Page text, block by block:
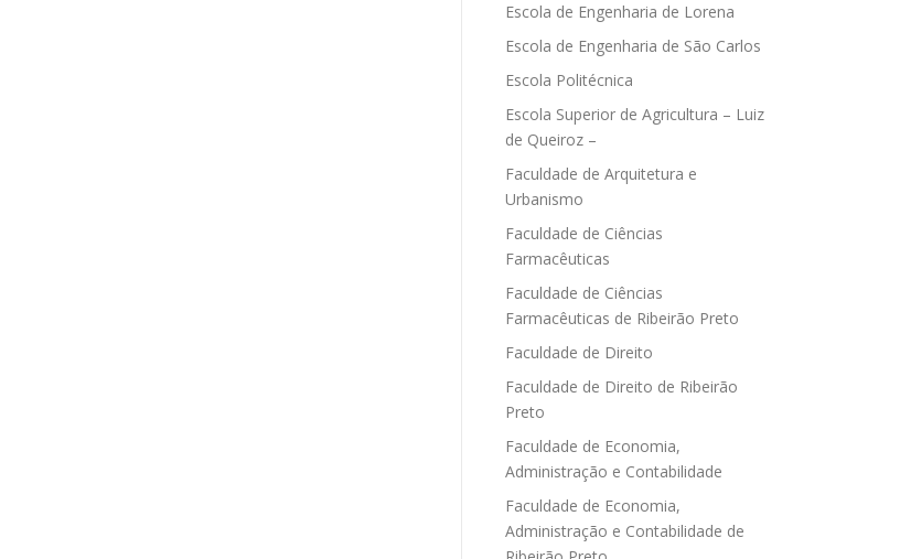
Escola de Engenharia de Lorena
Escola de Engenharia de São Carlos
Escola Politécnica
Escola Superior de Agricultura – Luiz
de Queiroz –
Faculdade de Arquitetura e
Urbanismo
Faculdade de Ciências
Farmacêuticas
Faculdade de Ciências
Farmacêuticas de Ribeirão Preto
Faculdade de Direito
Faculdade de Direito de Ribeirão
Preto
Faculdade de Economia,
Administração e Contabilidade
Faculdade de Economia,
Administração e Contabilidade de